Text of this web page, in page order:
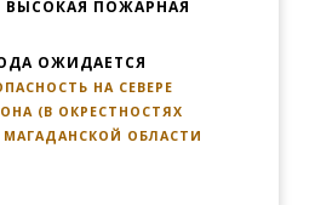
ОЖИДАЕТСЯ
НА СЕВЕРЕ
(В ОКРЕСТНОСТЯХ
ОБЛАСТИ